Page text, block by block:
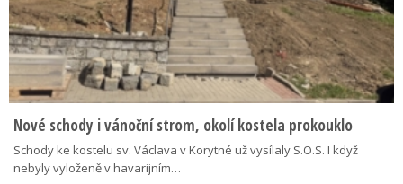
Nové schody i vánoční strom, okolí kostela prokouklo
Schody ke kostelu sv. Václava v Korytné už vysílaly S.O.S. I když
nebyly vyloženě v havarijním…